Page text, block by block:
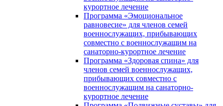
курортное лечение
Программа «Эмоциональное
равновесие» для членов семей
военнослужащих, прибывающих
совместно с военнослужащим на
санаторно-курортное лечение
Программа «Здоровая спина» для
членов семей военнослужащих,
прибывающих совместно с
военнослужащим на санаторно-
курортное лечение